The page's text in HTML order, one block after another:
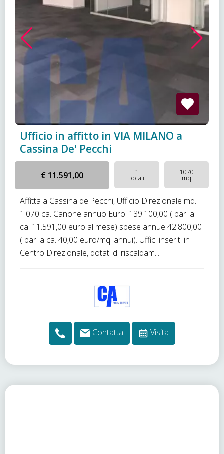
Ufficio in affitto in VIA MILANO a
Cassina De' Pecchi
€ 11.591,00 1
locali
1070
mq
Affitta a Cassina de'Pecchi, Ufficio Direzionale mq.
1.070 ca. Canone annuo Euro. 139.100,00 ( pari a
ca. 11.591,00 euro al mese) spese annue 42.800,00
( pari a ca. 40,00 euro/mq. annui). Uffici inseriti in
Centro Direzionale, dotati di riscaldam...
Contatta Visita